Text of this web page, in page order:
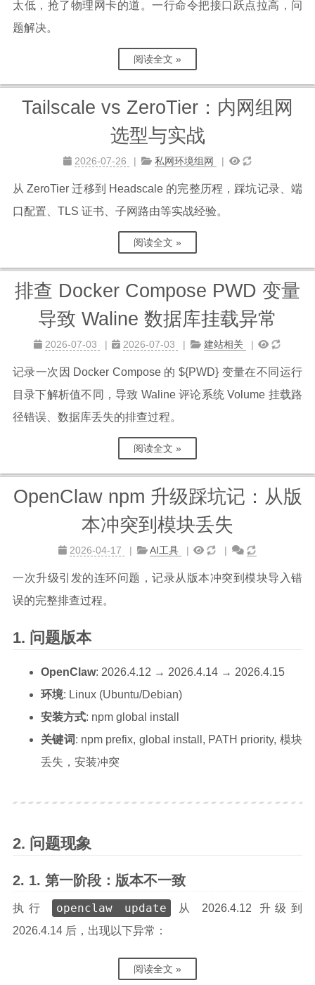
太低，抢了物理网卡的道。一行命令把接口跃点拉高，问
题解决。
阅读全文 »
Tailscale vs ZeroTier：内网组网
选型与实战
2026-07-26 私网环境组网
从 ZeroTier 迁移到 Headscale 的完整历程，踩坑记录、端
口配置、TLS 证书、子网路由等实战经验。
阅读全文 »
排查 Docker Compose PWD 变量
导致 Waline 数据库挂载异常
2026-07-03 2026-07-03 建站相关
记录一次因 Docker Compose 的 ${PWD} 变量在不同运行
目录下解析值不同，导致 Waline 评论系统 Volume 挂载路
径错误、数据库丢失的排查过程。
阅读全文 »
OpenClaw npm 升级踩坑记：从版
本冲突到模块丢失
2026-04-17 AI工具
一次升级引发的连环问题，记录从版本冲突到模块导入错
误的完整排查过程。
问题版本
OpenClaw: 2026.4.12 → 2026.4.14 → 2026.4.15
环境: Linux (Ubuntu/Debian)
安装方式: npm global install
关键词: npm prefix, global install, PATH priority, 模块
丢失，安装冲突
问题现象
第一阶段：版本不一致
执行 openclaw update
从 2026.4.12 升级到
2026.4.14 后，出现以下异常：
阅读全文 »